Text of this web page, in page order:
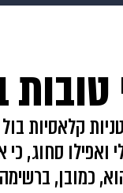
ויוה משפט
קלאסיות
כמובן, ברשימה